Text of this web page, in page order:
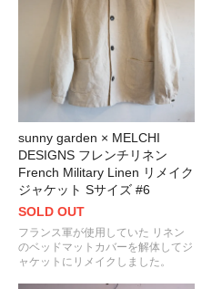
sunny garden × MELCHI
DESIGNS フレンチリネン
French Military Linen リメイク
ジャケット Sサイズ #6
SOLD OUT
フランス軍が使用していた リネン
のベッドマットカバーを解体してジ
ャケットにリメイクしました。